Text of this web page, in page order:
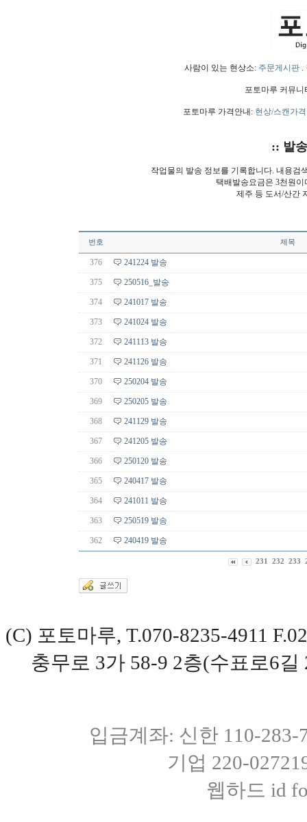
사람이 있는 현상소: 주문게시판.
포토마루 커뮤
포토마루 가격안내: 현상/스캔가격
:: 발
작업물의 발송 정보를 기록합니다. 내용검
택배발송요금은 3천원
제주 등 도서/산간
번호 제목
376 241224 발송
375 250516_발송
374 241017 발송
373 241024 발송
372 241113 발송
371 241126 발송
370 250204 발송
369 250205 발송
368 241129 발송
367 241205 발송
366 250120 발송
365 240417 발송
364 241011 발송
363 250519 발송
362 240419 발송
231 232 233
(C) 포토마루, T.070-8235-4911
충무로 3가 58-9 2층(수표로6
입금계좌: 신한 110-
기업 220-
웹하드 id